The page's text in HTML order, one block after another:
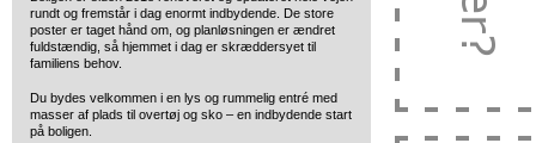
rundt og fremstår i dag enormt indbydende. De store
poster er taget hånd om, og planløsningen er ændret
fuldstændig, så hjemmet i dag er skræddersyet til
familiens behov.
Du bydes velkommen i en lys og rummelig entré med
masser af plads til overtøj og sko – en indbydende start
på boligen.